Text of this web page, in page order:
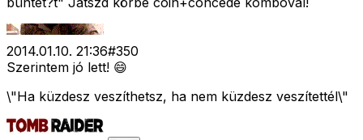
2014.01.10. 21:36#350
Szerintem jó lett! 😄
\"Ha küzdesz veszíthetsz, ha nem küzdesz veszítettél\"